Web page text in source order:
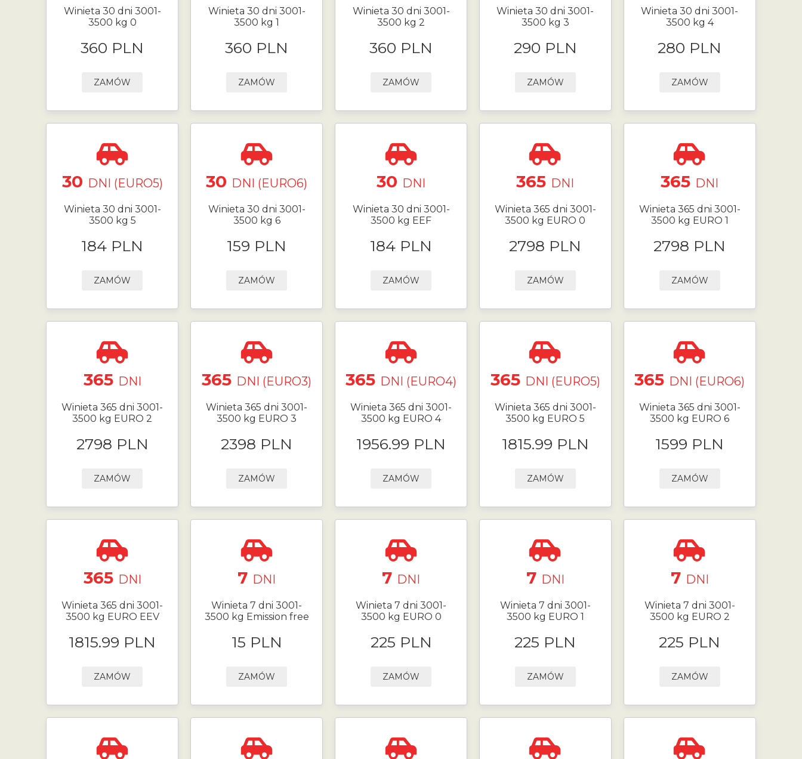
Winieta 30 dni 3001-
3500 kg 0
360 PLN
ZAMÓW
Winieta 30 dni 3001-
3500 kg 1
360 PLN
ZAMÓW
Winieta 30 dni 3001-
3500 kg 2
360 PLN
ZAMÓW
Winieta 30 dni 3001-
3500 kg 3
290 PLN
ZAMÓW
Winieta 30 dni 3001-
3500 kg 4
280 PLN
ZAMÓW
30 DNI (EURO5)
Winieta 30 dni 3001-
3500 kg 5
184 PLN
ZAMÓW
30 DNI (EURO6)
Winieta 30 dni 3001-
3500 kg 6
159 PLN
ZAMÓW
30 DNI
Winieta 30 dni 3001-
3500 kg EEF
184 PLN
ZAMÓW
365 DNI
Winieta 365 dni 3001-
3500 kg EURO 0
2798 PLN
ZAMÓW
365 DNI
Winieta 365 dni 3001-
3500 kg EURO 1
2798 PLN
ZAMÓW
365 DNI
Winieta 365 dni 3001-
3500 kg EURO 2
2798 PLN
ZAMÓW
365 DNI (EURO3)
Winieta 365 dni 3001-
3500 kg EURO 3
2398 PLN
ZAMÓW
365 DNI (EURO4)
Winieta 365 dni 3001-
3500 kg EURO 4
1956.99 PLN
ZAMÓW
365 DNI (EURO5)
Winieta 365 dni 3001-
3500 kg EURO 5
1815.99 PLN
ZAMÓW
365 DNI (EURO6)
Winieta 365 dni 3001-
3500 kg EURO 6
1599 PLN
ZAMÓW
365 DNI
Winieta 365 dni 3001-
3500 kg EURO EEV
1815.99 PLN
ZAMÓW
7 DNI
Winieta 7 dni 3001-
3500 kg Emission free
15 PLN
ZAMÓW
7 DNI
Winieta 7 dni 3001-
3500 kg EURO 0
225 PLN
ZAMÓW
7 DNI
Winieta 7 dni 3001-
3500 kg EURO 1
225 PLN
ZAMÓW
7 DNI
Winieta 7 dni 3001-
3500 kg EURO 2
225 PLN
ZAMÓW